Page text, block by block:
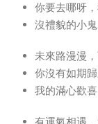
你要去哪呀
沒禮貌的小
未來路漫漫
你沒有如期
我的滿心歡